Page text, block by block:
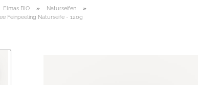
Elmas BIO » Naturseifen »
Feinpeeling Naturseife - 120g